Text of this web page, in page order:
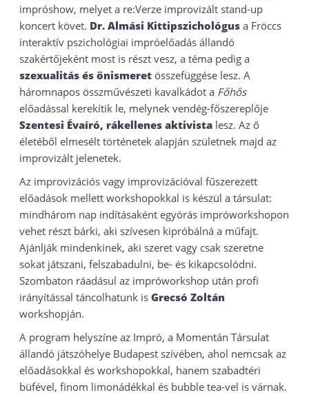
impróshow, melyet a re:Verze improvizált stand-up
koncert követ. Dr. Almási Kittipszichológus a Fröccs
interaktív pszichológiai impróelőadás állandó
szakértőjeként most is részt vesz, a téma pedig a
szexualitás és önismeret összefüggése lesz. A
háromnapos összművészeti kavalkádot a Főhős
előadással kerekítik le, melynek vendég-főszereplője
Szentesi Évaíró, rákellenes aktivista lesz. Az ő
életéből elmesélt történetek alapján születnek majd az
improvizált jelenetek.
Az improvizációs vagy improvizációval fűszerezett
előadások mellett workshopokkal is készül a társulat:
mindhárom nap indításaként egyórás impróworkshopon
vehet részt bárki, aki szívesen kipróbálná a műfajt.
Ajánlják mindenkinek, aki szeret vagy csak szeretne
sokat játszani, felszabadulni, be- és kikapcsolódni.
Szombaton ráadásul az impróworkshop után profi
irányítással táncolhatunk is Grecsó Zoltán
workshopján.
A program helyszíne az Impró, a Momentán Társulat
állandó játszóhelye Budapest szívében, ahol nemcsak az
előadásokkal és workshopokkal, hanem szabadtéri
büfével, finom limonádékkal és bubble tea-vel is várnak.